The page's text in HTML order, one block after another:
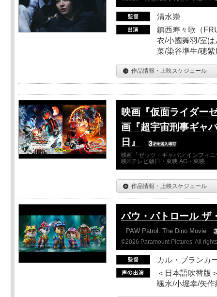
清水崇
鎮西寿々歌（
衣/小國舞羽/室
菜/染谷準生/穂
作品情報・上映スケジュール
映画『仮面ライダー
画『超宇宙刑事ギャ
日』
映画「ゼッツ・ギャバン インフィ
映©テレビ朝日・東映 AG・東映
作品情報・上映スケジュール
パウ・パトロール ザ
PAW Patrol: The Dino Movie
©2026 Paramount Pictures. All
カル・ブランカ
＜日本語吹替版
颯水/小堀幸/矢作